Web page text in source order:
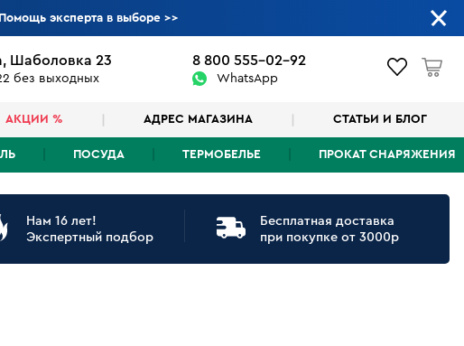
эксперта в выборе>>
Шаболовка 23
без выходных
8 800 555-02-92
WhatsApp
АКЦИИ % АДРЕС МАГАЗИНА СТАТЬИ И БЛОГ
ПОСУДА ТЕРМОБЕЛЬЕ ПРОКАТ СНАРЯЖЕНИЯ
Нам 16 лет!
Экспертный подбор
Бесплатная доставка
при покупке от 3000р